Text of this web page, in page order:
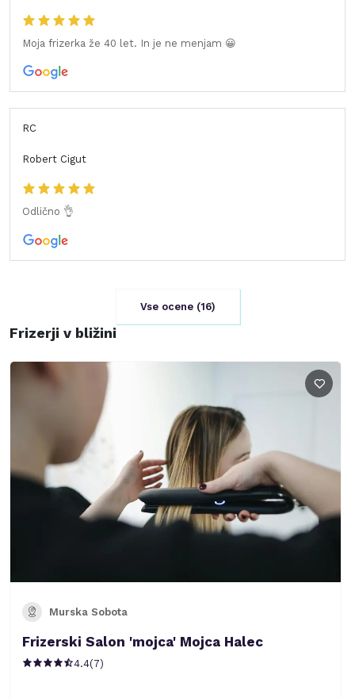
Moja frizerka že 40 let. In je ne menjam 😀
RC
Robert Cigut
Odlično 👌
Vse ocene (16)
Frizerji v bližini
Murska Sobota
Frizerski Salon 'mojca' Mojca Halec
4.4(7)